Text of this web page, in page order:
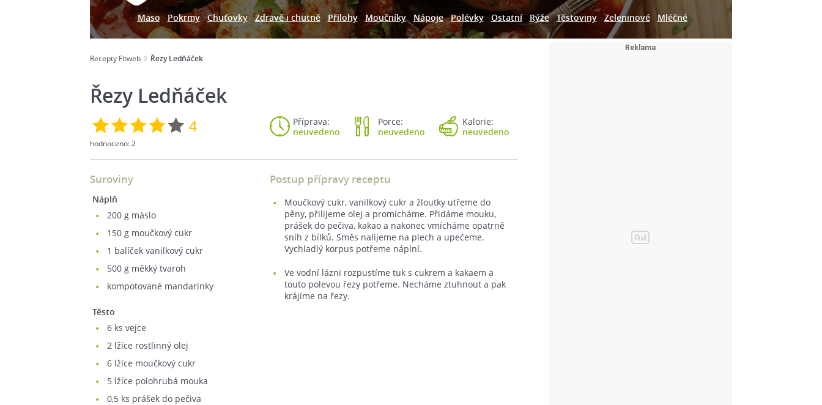
Maso Pokrmy Chuťovky Zdravě i chutně Přílohy Moučníky Nápoje Polévky Ostatní Rýže Těstoviny Zeleninové Mléčné
Recepty Fitweb Řezy Ledňáček
Řezy Ledňáček
4
hodnoceno:2
Příprava:
neuvedeno
Porce:
neuvedeno
Kalorie:
neuvedeno
Suroviny
Náplň
200 g máslo
150 g moučkový cukr
1 balíček vanilkový cukr
500 g měkký tvaroh
kompotované mandarinky
Těsto
6 ks vejce
2 lžíce rostlinný olej
6 lžíce moučkový cukr
5 lžíce polohrubá mouka
0,5 ks prášek do pečiva
Postup přípravy receptu
Moučkový cukr, vanilkový cukr a žloutky utřeme do
pěny, přilijeme olej a promícháme. Přidáme mouku,
prášek do pečiva, kakao a nakonec vmícháme opatrně
sníh z bílků. Směs nalijeme na plech a upečeme.
Vychladlý korpus potřeme náplní.
Ve vodní lázni rozpustíme tuk s cukrem a kakaem a
touto polevou řezy potřeme. Necháme ztuhnout a pak
krájíme na řezy.